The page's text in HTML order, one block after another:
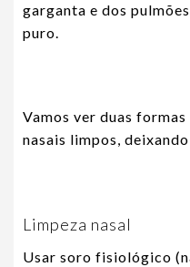
garganta e dos
puro.
Vamos ver duas
nasais limpos,
Limpeza nasal
Usar soro fisiológico